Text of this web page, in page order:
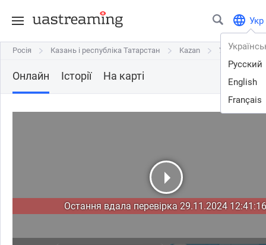
Укр
Русский
English
Français
Росія Казань і республіка Татарстан Kazan Улица
Росія Казань і республіка Татарстан Kazan Улица
Онлайн Історії На карті
Остання вдала перевірка 29.11.2024